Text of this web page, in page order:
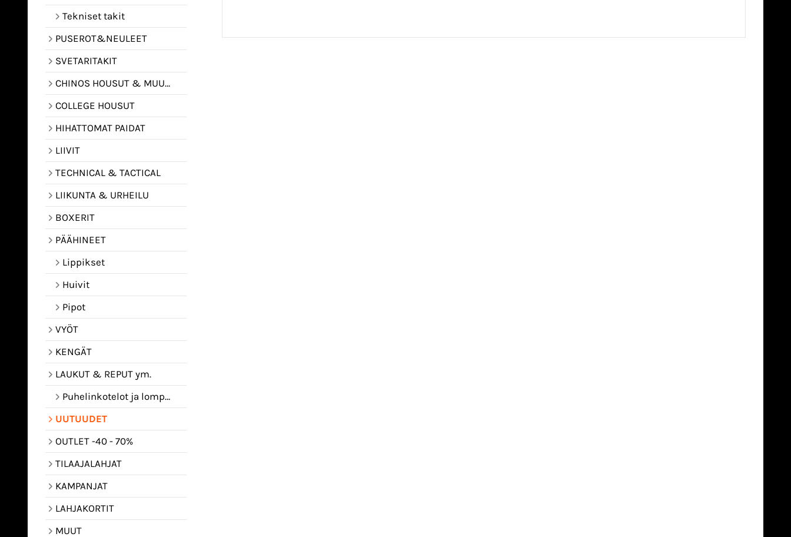
Tekniset takit
PUSEROT&NEULEET
SVETARITAKIT
CHINOS HOUSUT & MUUT HOUSUT
COLLEGE HOUSUT
HIHATTOMAT PAIDAT
LIIVIT
TECHNICAL & TACTICAL
LIIKUNTA & URHEILU
BOXERIT
PÄÄHINEET
Lippikset
Huivit
Pipot
VYÖT
KENGÄT
LAUKUT & REPUT ym.
Puhelinkotelot ja lompakot
UUTUUDET
OUTLET -40 - 70%
TILAAJALAHJAT
KAMPANJAT
LAHJAKORTIT
MUUT